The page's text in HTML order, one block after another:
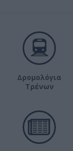
Δρομολόγια
Τρένων